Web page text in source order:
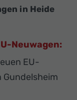
in Heide
Neuwagen:
EU-
Gundelsheim